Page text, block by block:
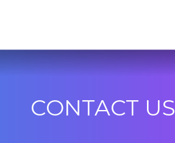
CONTACT US